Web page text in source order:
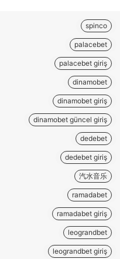
spinco
palacebet
palacebet giriş
dinamobet
dinamobet giriş
dinamobet güncel giriş
dedebet
dedebet giriş
汽水音乐
ramadabet
ramadabet giriş
leograndbet
leograndbet giriş